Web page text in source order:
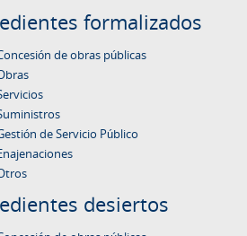
formalizados
de obras públicas
de Servicio Público
desiertos